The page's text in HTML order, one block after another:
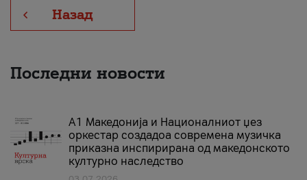
Назад
Последни новости
А1 Македонија и Националниот џез
оркестар создадоа современа музичка
приказна инспирирана од македонското
културно наследство